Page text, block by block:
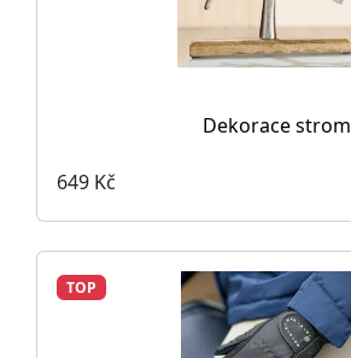
Dekorace strom
649 Kč
TOP